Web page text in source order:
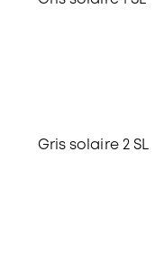
Gris solaire 2 SL